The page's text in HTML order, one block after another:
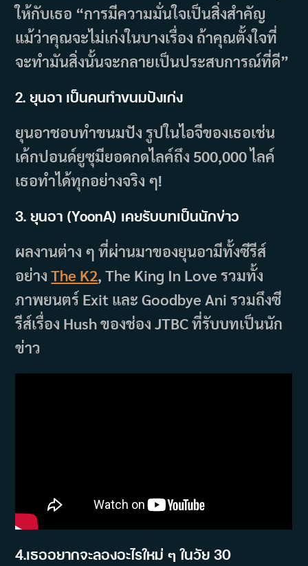
ให้กับเธอ “การมีความมั่นใจเป็นสิ่งสำคัญ
แม้ว่าคุณจะไม่เก่งในบางเรื่อง ถ้าคุณตั้งใจที่
จะทำมันสิ่งนั้นจะกลายเป็นประสบการณ์ที่ดี”
2. ยุนอา เป็นคนทำขนมปังเก่ง
ยุนอาชอบทำขนมปัง รูปในไอจีของเธอเช่น
เค้กปอนด์ยูซุมียอดกดไลค์ถึง 500,000 ไลค์
เธอทำได้ทุกอย่างจริง ๆ!
3. ยุนอา (YoonA) เคยรับบทเป็นนักข่าว
ผลงานต่าง ๆ ที่ผ่านมาของยุนอามีทั้งซีรีส์
อย่างThe K2, The King In Love รวมทั้ง
ภาพยนตร์ Exit และ Goodbye Ani รวมถึงซี
รีส์เรื่อง Hush ของช่อง JTBC ที่รับบทเป็นนัก
ข่าว
4.เธออยากจะลองอะไรใหม่ ๆ ในวัย 30